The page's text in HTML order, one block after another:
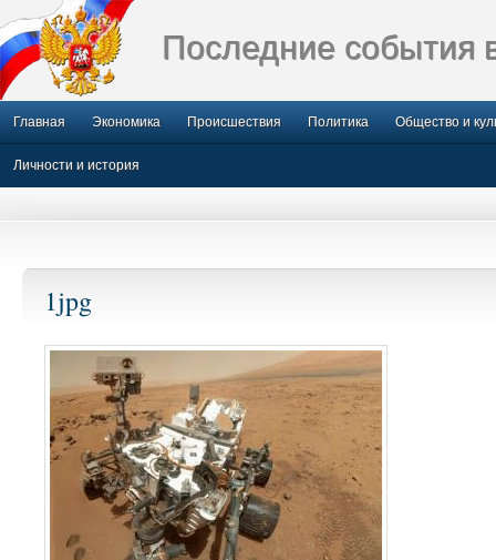
Последние события
Главная Экономика Происшествия Политика Общество и
Личности и история
1jpg